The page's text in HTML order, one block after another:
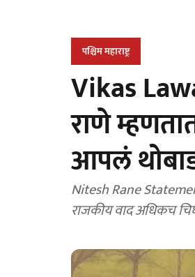
पश्चिम महाराष्ट्र
Vikas
राणे
आपलं
Nitesh Rane
राजकीय वाद अधिकच